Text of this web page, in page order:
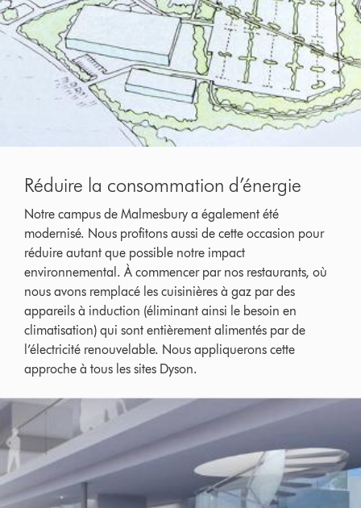
Réduire la consommation d’énergie
Notre campus de Malmesbury a également été
modernisé. Nous profitons aussi de cette occasion pour
réduire autant que possible notre impact
environnemental. À commencer par nos restaurants, où
nous avons remplacé les cuisinières à gaz par des
appareils à induction (éliminant ainsi le besoin en
climatisation) qui sont entièrement alimentés par de
l’électricité renouvelable. Nous appliquerons cette
approche à tous les sites Dyson.